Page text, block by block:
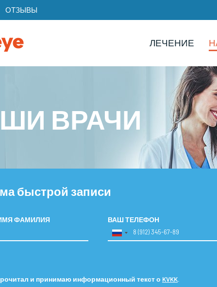
ОТЗЫВЫ
ЛЕЧЕНИЕ
ВРАЧИ
быстрой записи
ФАМИЛИЯ ВАШ ТЕЛЕФОН
и принимаю информационный текст о KVKK.